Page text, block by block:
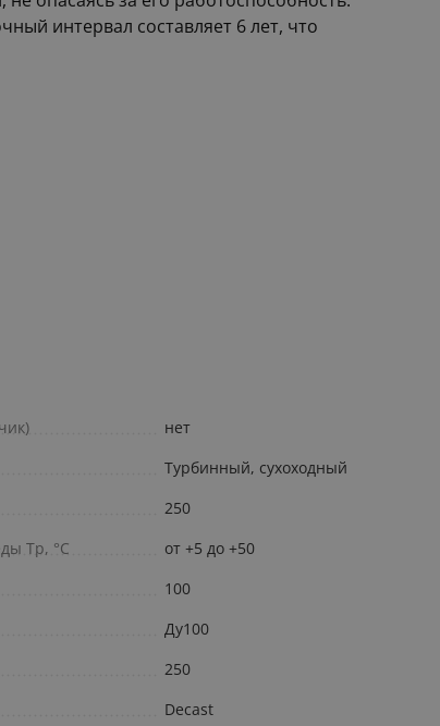
интервал составляет 6 лет, что
нет
Турбинный, сухоходный
250
Тр, °С
от +5 до +50
100
Ду100
250
Decast